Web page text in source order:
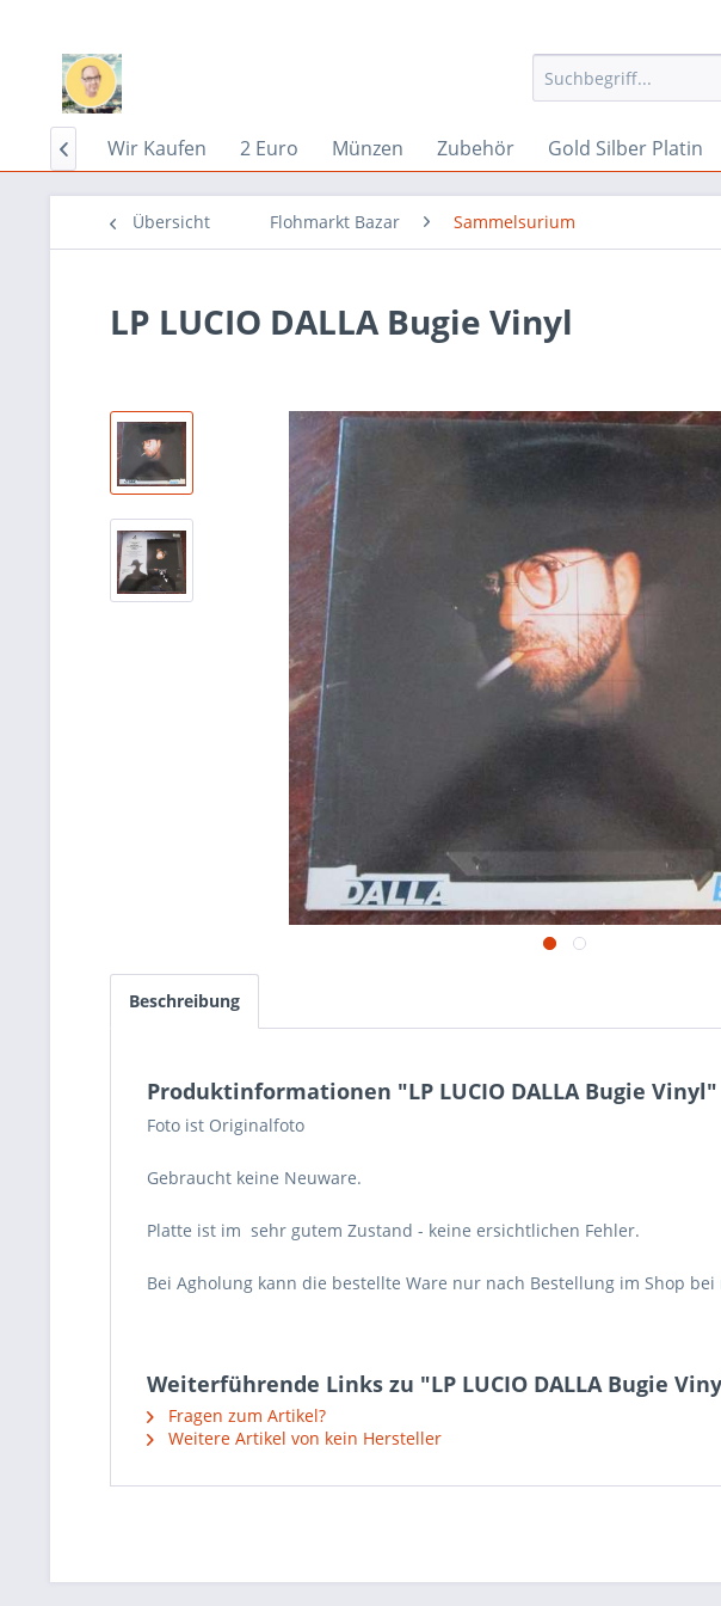
Home Wir Kaufen 2 Euro Münzen Zubehör Gold Silber Platin

Übersicht Flohmarkt Bazar Sammelsurium
LP LUCIO DALLA Bugie Vinyl
Beschreibung
Produktinformationen "LP LUCIO DALLA Bugie Vinyl"
Foto ist Originalfoto
Gebraucht keine Neuware.
Platte ist im sehr gutem Zustand - keine ersichtlichen Fehler.
Bei Agholung kann die bestellte Ware nur nach Bestellung im Shop
Weiterführende Links zu "LP LUCIO DALLA Bugie
Fragen zum Artikel?
Weitere Artikel von kein Hersteller